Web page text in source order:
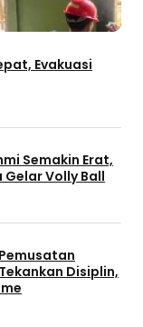
Evakuasi
Semakin Erat,
Gelar Volly Ball
Disiplin,